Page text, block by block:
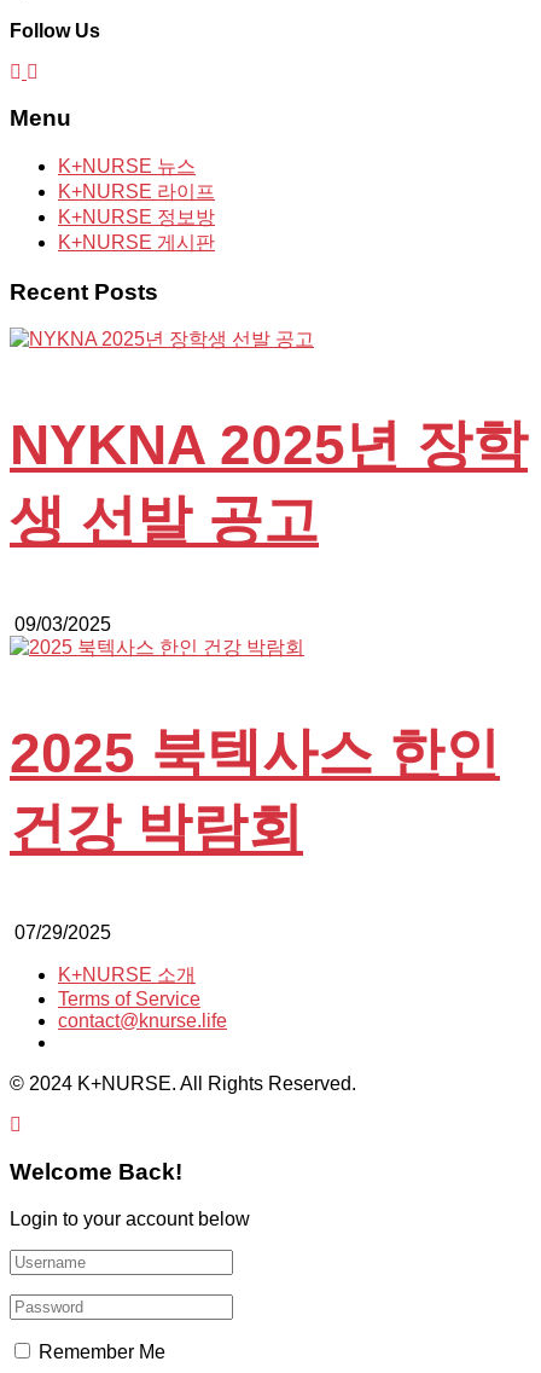
Follow Us
Menu
K+NURSE 뉴스
K+NURSE 라이프
K+NURSE 정보방
K+NURSE 게시판
Recent Posts
NYKNA 2025년 장학
생 선발 공고
09/03/2025
2025 북텍사스 한인
건강 박람회
07/29/2025
K+NURSE 소개
Terms of Service
contact@knurse.life
© 2024 K+NURSE. All Rights Reserved.
Welcome Back!
Login to your account below
Remember Me